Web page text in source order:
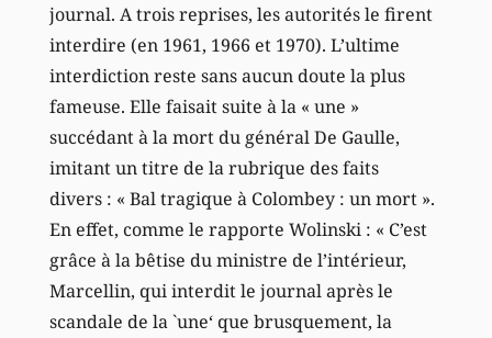
journal. A trois reprises, les autorités le firent
interdire (en 1961, 1966 et 1970). L’ultime
interdiction reste sans aucun doute la plus
fameuse. Elle faisait suite à la « une »
succédant à la mort du général De Gaulle,
imitant un titre de la rubrique des faits
divers : « Bal tragique à Colombey : un mort ».
En effet, comme le rapporte Wolinski : « C’est
grâce à la bêtise du ministre de l’intérieur,
Marcellin, qui interdit le journal après le
scandale de la `une‘ que brusquement, la